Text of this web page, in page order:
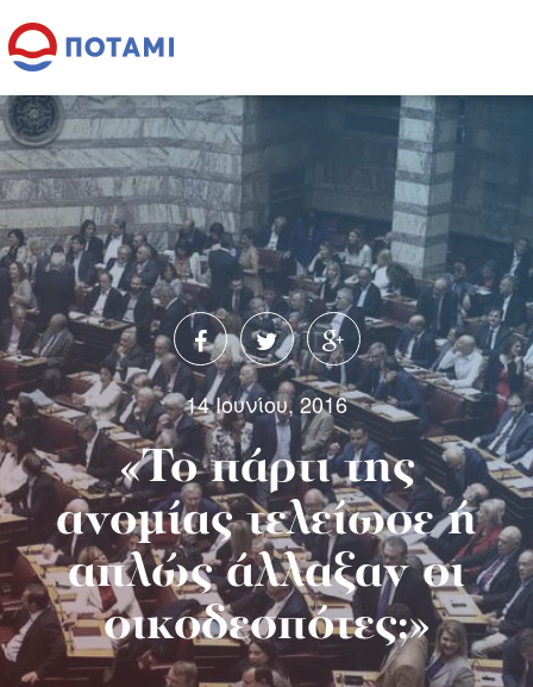
14 Ιουνίου, 2016
«Το πάρτι της
ανομίας τελείωσε ή
απλώς άλλαξαν οι
οικοδεσπότες;»